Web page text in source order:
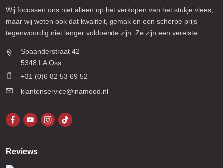
Wij focussen ons niet alleen op het verkopen van het stukje vlees,
maar wij weten ook dat kwaliteit, gemak en een scherpe prijs
tegenwoordig niet langer voldoende zijn. Ze zijn een vereiste.
Spaanderstraat 42
5348 LA Oss
+31 (0)6 82 53 69 52
klantenservice@inamood.nl
Reviews